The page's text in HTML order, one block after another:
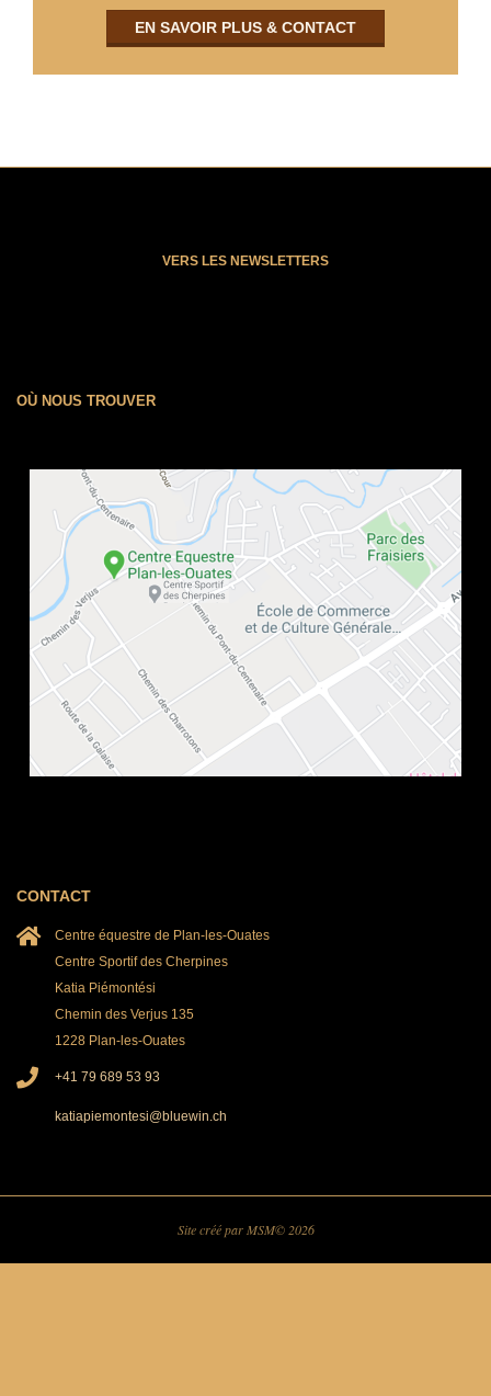
EN SAVOIR PLUS & CONTACT
VERS LES NEWSLETTERS
OÙ NOUS TROUVER
CONTACT
Centre équestre de Plan-les-Ouates
Centre Sportif des Cherpines
Katia Piémontési
Chemin des Verjus 135
1228 Plan-les-Ouates
+41 79 689 53 93
katiapiemontesi@bluewin.ch
Site créé par MSM© 2026